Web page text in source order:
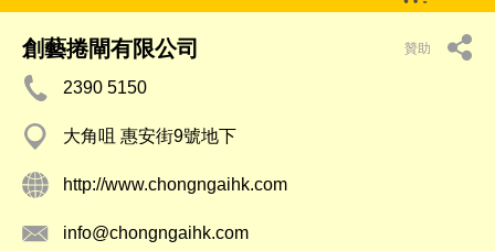
創藝捲閘有限公司 贊助
2390 5150
大角咀 惠安街9號地下
http://www.chongngaihk.com
info@chongngaihk.com